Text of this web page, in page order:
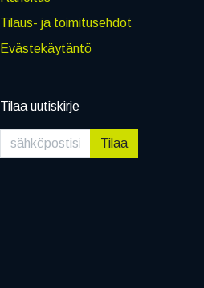
Tilaus- ja toimitusehdot
Evästekäytäntö
Tilaa uutiskirje
Tilaa